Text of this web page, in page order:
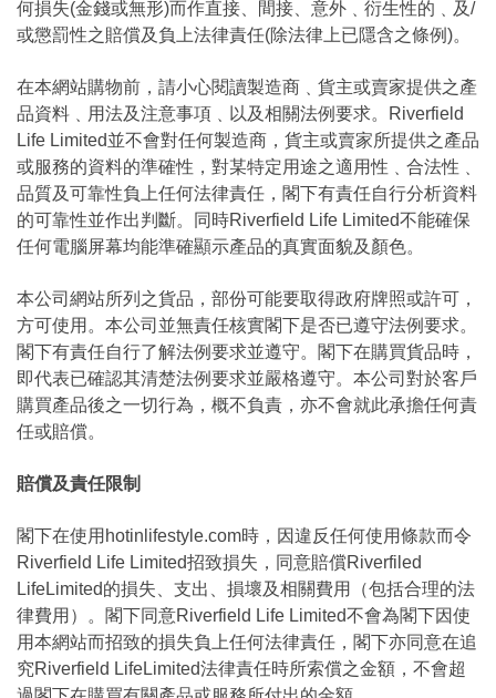
何損失(金錢或無形)而作直接、間接、意外﹑衍生性的﹑及/
或懲罰性之賠償及負上法律責任(除法律上已隱含之條例)。
在本網站購物前，請小心閱讀製造商﹑貨主或賣家提供之產
品資料﹑用法及注意事項﹑以及相關法例要求。Riverfield
Life Limited並不會對任何製造商，貨主或賣家所提供之產品
或服務的資料的準確性，對某特定用途之適用性﹑合法性﹑
品質及可靠性負上任何法律責任，閣下有責任自行分析資料
的可靠性並作出判斷。同時Riverfield Life Limited不能確保
任何電腦屏幕均能準確顯示產品的真實面貌及顏色。
本公司網站所列之貨品，部份可能要取得政府牌照或許可，
方可使用。本公司並無責任核實閣下是否已遵守法例要求。
閣下有責任自行了解法例要求並遵守。閣下在購買貨品時，
即代表已確認其清楚法例要求並嚴格遵守。本公司對於客戶
購買產品後之一切行為，概不負責，亦不會就此承擔任何責
任或賠償。
賠償及責任限制
閣下在使用hotinlifestyle.com時，因違反任何使用條款而令
Riverfield Life Limited招致損失，同意賠償Riverfiled
LifeLimited的損失、支出、損壞及相關費用（包括合理的法
律費用）。閣下同意Riverfield Life Limited不會為閣下因使
用本網站而招致的損失負上任何法律責任，閣下亦同意在追
究Riverfield LifeLimited法律責任時所索償之金額，不會超